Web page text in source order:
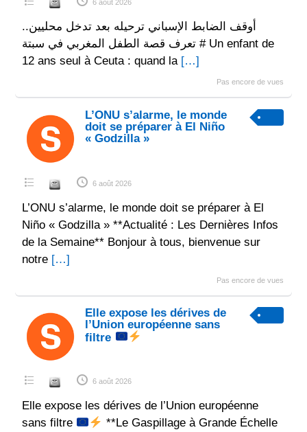
6 août 2026
أوقف الضابط الإسباني ترحيله بعد تدخل محليين..
تعرف قصة الطفل المغربي في سبتة # Un enfant de
12 ans seul à Ceuta : quand la […]
Pas encore de vues
L’ONU s’alarme, le monde
doit se préparer à El Niño
« Godzilla »
6 août 2026
L’ONU s’alarme, le monde doit se préparer à El
Niño « Godzilla » **Actualité : Les Dernières Infos
de la Semaine** Bonjour à tous, bienvenue sur
notre […]
Pas encore de vues
Elle expose les dérives de
l’Union européenne sans
filtre
6 août 2026
Elle expose les dérives de l’Union européenne
sans filtre
**Le Gaspillage à Grande Échelle